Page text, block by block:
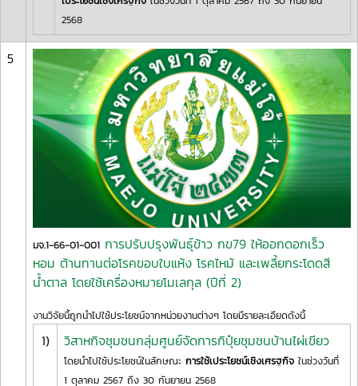
2568
5
มจ.1-66-01-001 การปรับปรุงพันธุ์ข้าว กข79 ให้ออกดอกเร็ว
หอม ต้านทานต่อโรคขอบใบแห้ง โรคไหม้ และเพลี้ยกระโดดสี
น้ำตาล โดยใช้เครื่องหมายโมเลกุล (ปีที่ 2)
งานวิจัยนี้ถูกนำไปใช้ประโยชน์จากหน่วยงานต่างๆ โดยมีรายละเอียดดังนี้
1) วิสาหกิจชุมชนกลุ่มศูนย์จัดการกิปุ๋ยชุมชนบ้านไผ่เขียว
โดยนำไปใช้ประโยชน์ในลักษณะ การใช้เประโยชน์เชิงเศรฐกิจ ในช่วงวันที่
1 ตุลาคม 2567 ถึง 30 กันยายน 2568